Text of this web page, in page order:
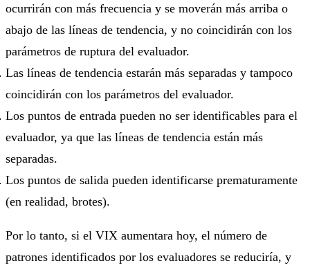
ocurrirán con más frecuencia y se moverán más arriba o
abajo de las líneas de tendencia, y no coincidirán con los
parámetros de ruptura del evaluador.
Las líneas de tendencia estarán más separadas y tampoco
coincidirán con los parámetros del evaluador.
Los puntos de entrada pueden no ser identificables para el
evaluador, ya que las líneas de tendencia están más
separadas.
Los puntos de salida pueden identificarse prematuramente
(en realidad, brotes).
Por lo tanto, si el VIX aumentara hoy, el número de
patrones identificados por los evaluadores se reduciría, y